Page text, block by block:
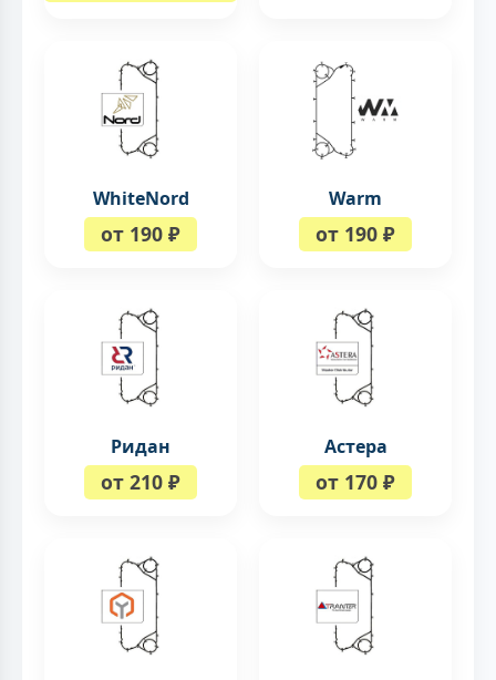
WhiteNord
от 190 ₽
Warm
от 190 ₽
Ридан
от 210 ₽
Астера
от 170 ₽